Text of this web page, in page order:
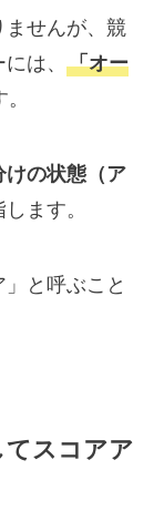
ませんが、競
は、 「オー
けの状態（ア
します。
と呼ぶこと
スコアア